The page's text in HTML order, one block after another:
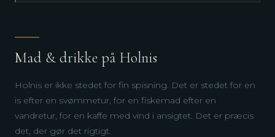
Mad & drikke på Holnis
Holnis er ikke stedet for fin spisning. Det er stedet for en
is efter en svømmetur, for en fiskemad efter en
vandretur, for en kaffe med vind i ansigtet. Det er præcis
det, der gør det rigtigt.